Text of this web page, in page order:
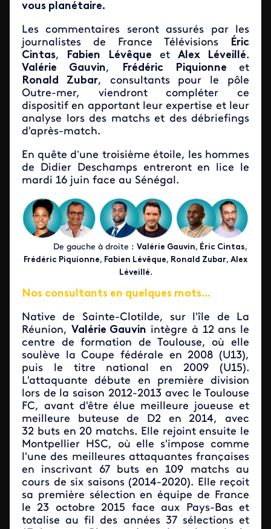
vous planétaire.
Les commentaires seront assurés par les
journalistes de France Télévisions
Éric
Cintas, Fabien Lévêque et Alex Léveillé.
Valérie Gauvin, Frédéric Piquionne et
Ronald Zubar, consultants pour le pôle
Outre-mer, viendront compléter ce
dispositif en apportant leur expertise et leur
analyse lors des matchs et des débriefings
d'après-match.
En quête d’une troisième étoile, les hommes
de Didier Deschamps entreront en lice le
mardi 16 juin face au Sénégal.
Image
De gauche à droite : Valérie Gauvin, Éric Cintas,
Frédéric Piquionne, Fabien Lévêque, Ronald Zubar, Alex
Léveillé.
Nos consultants en quelques mots...
Native de Sainte-Clotilde, sur l'île de La
Réunion, Valérie Gauvin intègre à 12 ans le
centre de formation de Toulouse, où elle
soulève la Coupe fédérale en 2008 (U13),
puis le titre national en 2009 (U15).
L'attaquante débute en première division
lors de la saison 2012-2013 avec le Toulouse
FC, avant d'être élue meilleure joueuse et
meilleure buteuse de D2 en 2014, avec
32 buts en 20 matchs. Elle rejoint ensuite le
Montpellier HSC, où elle s'impose comme
l'une des meilleures attaquantes françaises
en inscrivant 67 buts en 109 matchs au
cours de six saisons (2014-2020). Elle reçoit
sa première sélection en équipe de France
le 23 octobre 2015 face aux Pays-Bas et
totalise au fil des années 37 sélections et